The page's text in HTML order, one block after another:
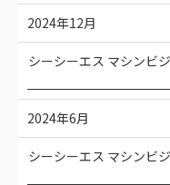
2024年12月
シーシーエス マシンビ
2024年6月
シーシーエス マシンビ